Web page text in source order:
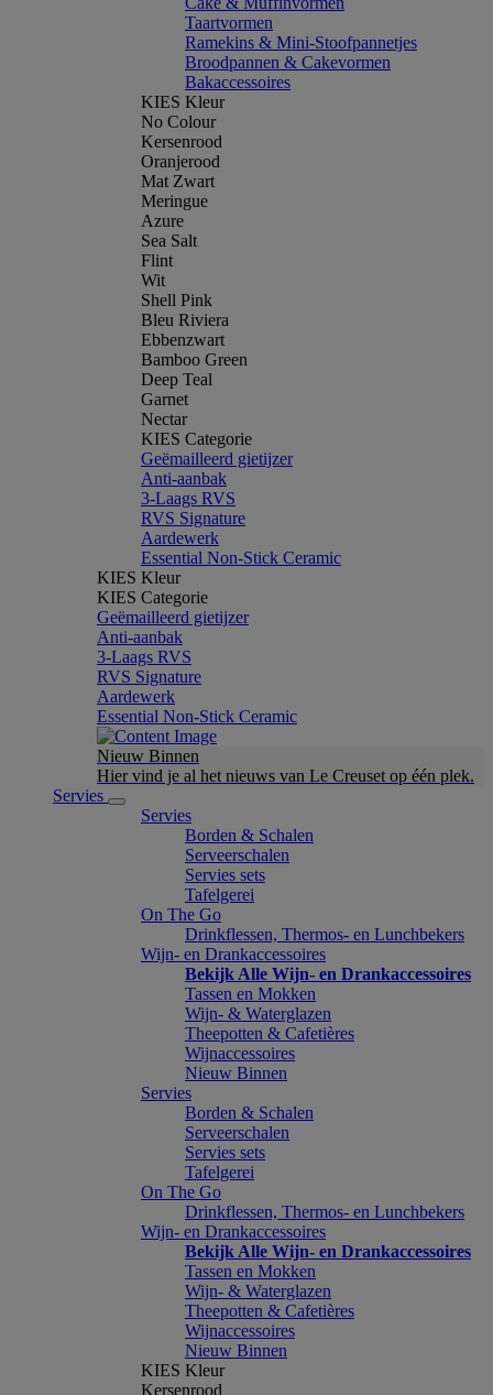
Taartvormen
Ramekins & Mini-Stoofpannetjes
Broodpannen & Cakevormen
Bakaccessoires
KIES Kleur
No Colour
Kersenrood
Oranjerood
Mat Zwart
Meringue
Azure
Sea Salt
Flint
Wit
Shell Pink
Bleu Riviera
Ebbenzwart
Bamboo Green
Deep Teal
Garnet
Nectar
KIES Categorie
Geëmailleerd gietijzer
Anti-aanbak
3-Laags RVS
RVS Signature
Aardewerk
Essential Non-Stick Ceramic
KIES Kleur
KIES Categorie
Geëmailleerd gietijzer
Anti-aanbak
3-Laags RVS
RVS Signature
Aardewerk
Essential Non-Stick Ceramic
Nieuw Binnen
Hier vind je al het nieuws van Le Creuset op één plek.
Servies
Servies
Borden & Schalen
Serveerschalen
Servies sets
Tafelgerei
On The Go
Drinkflessen, Thermos- en Lunchbekers
Wijn- en Drankaccessoires
Bekijk Alle Wijn- en Drankaccessoires
Tassen en Mokken
Wijn- & Waterglazen
Theepotten & Cafetières
Wijnaccessoires
Nieuw Binnen
Servies
Borden & Schalen
Serveerschalen
Servies sets
Tafelgerei
On The Go
Drinkflessen, Thermos- en Lunchbekers
Wijn- en Drankaccessoires
Bekijk Alle Wijn- en Drankaccessoires
Tassen en Mokken
Wijn- & Waterglazen
Theepotten & Cafetières
Wijnaccessoires
Nieuw Binnen
KIES Kleur
Kersenrood